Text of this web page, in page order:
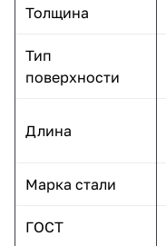
Толщина
Тип
поверхности
Длина
Марка стали
ГОСТ